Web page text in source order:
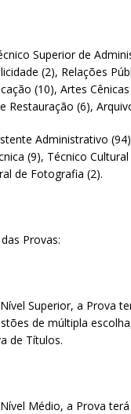
Superior de
(2), Relações
(10), Artes
Restauração (6),
Administrativo
(9), Técnico
de Fotografia (2).
Provas:
Superior, a Prova
de múltipla
de Títulos.
Médio, a Prova